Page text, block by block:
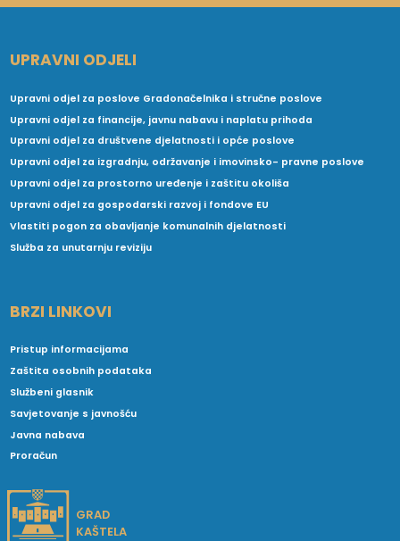
UPRAVNI ODJELI
Upravni odjel za poslove Gradonačelnika i stručne poslove
Upravni odjel za financije, javnu nabavu i naplatu prihoda
Upravni odjel za društvene djelatnosti i opće poslove
Upravni odjel za izgradnju, održavanje i imovinsko- pravne poslove
Upravni odjel za prostorno uređenje i zaštitu okoliša
Upravni odjel za gospodarski razvoj i fondove EU
Vlastiti pogon za obavljanje komunalnih djelatnosti
Služba za unutarnju reviziju
BRZI LINKOVI
Pristup informacijama
Zaštita osobnih podataka
Službeni glasnik
Savjetovanje s javnošću
Javna nabava
Proračun
GRAD
KAŠTELA